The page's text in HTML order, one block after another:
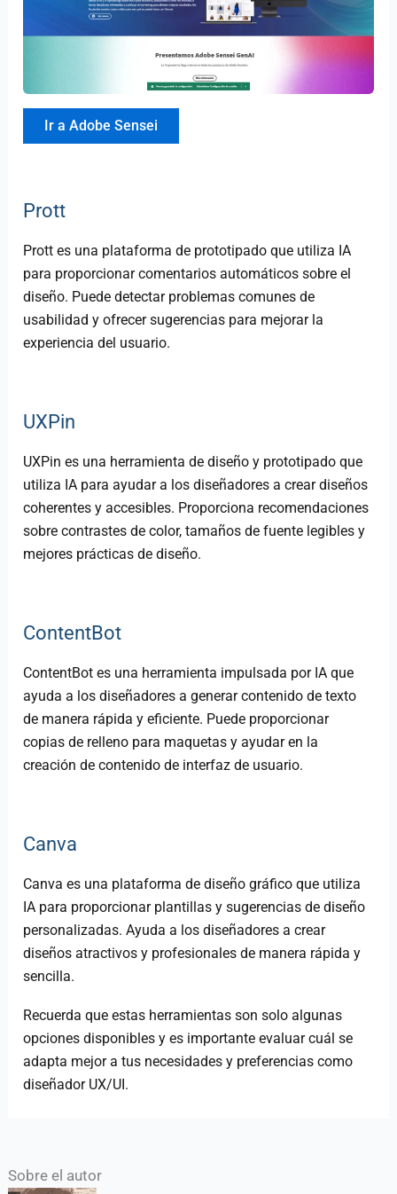
Ir a Adobe Sensei
Prott
Prott es una plataforma de prototipado que utiliza IA
para proporcionar comentarios automáticos sobre el
diseño. Puede detectar problemas comunes de
usabilidad y ofrecer sugerencias para mejorar la
experiencia del usuario.
UXPin
UXPin es una herramienta de diseño y prototipado que
utiliza IA para ayudar a los diseñadores a crear diseños
coherentes y accesibles. Proporciona recomendaciones
sobre contrastes de color, tamaños de fuente legibles y
mejores prácticas de diseño.
ContentBot
ContentBot es una herramienta impulsada por IA que
ayuda a los diseñadores a generar contenido de texto
de manera rápida y eficiente. Puede proporcionar
copias de relleno para maquetas y ayudar en la
creación de contenido de interfaz de usuario.
Canva
Canva es una plataforma de diseño gráfico que utiliza
IA para proporcionar plantillas y sugerencias de diseño
personalizadas. Ayuda a los diseñadores a crear
diseños atractivos y profesionales de manera rápida y
sencilla.
Recuerda que estas herramientas son solo algunas
opciones disponibles y es importante evaluar cuál se
adapta mejor a tus necesidades y preferencias como
diseñador UX/UI.
Sobre el autor